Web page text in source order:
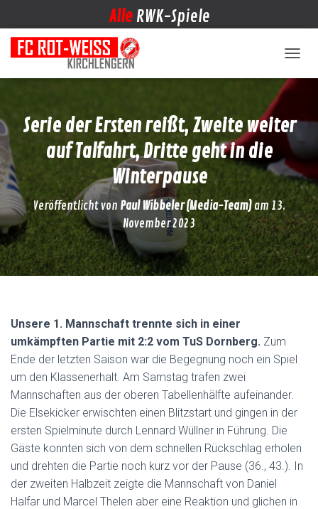
Alle RWK-Spiele
Serie der Ersten reißt, Zweite weiter
auf Talfahrt, Dritte geht in die
Winterpause
Veröffentlicht von Paul Wibbeler (Media-Team)am13.
November 2023
Unsere 1. Mannschaft trennte sich in einer
umkämpften Partie mit 2:2 vom TuS Dornberg. Zum
Ende der letzten Saison war die Begegnung noch ein Spiel
um den Klassenerhalt. Am Samstag trafen zwei
Mannschaften aus der oberen Tabellenhälfte aufeinander.
Die Elsekicker erwischten einen Blitzstart und gingen in der
ersten Spielminute durch Lennard Wüllner in Führung. Die
Gäste konnten sich von dem schnellen Rückschlag erholen
und drehten die Partie noch kurz vor der Pause (36., 43.). In
der zweiten Halbzeit zeigte die Mannschaft von Daniel
Halfar und Marcel Thelen aber eine Reaktion und glichen in